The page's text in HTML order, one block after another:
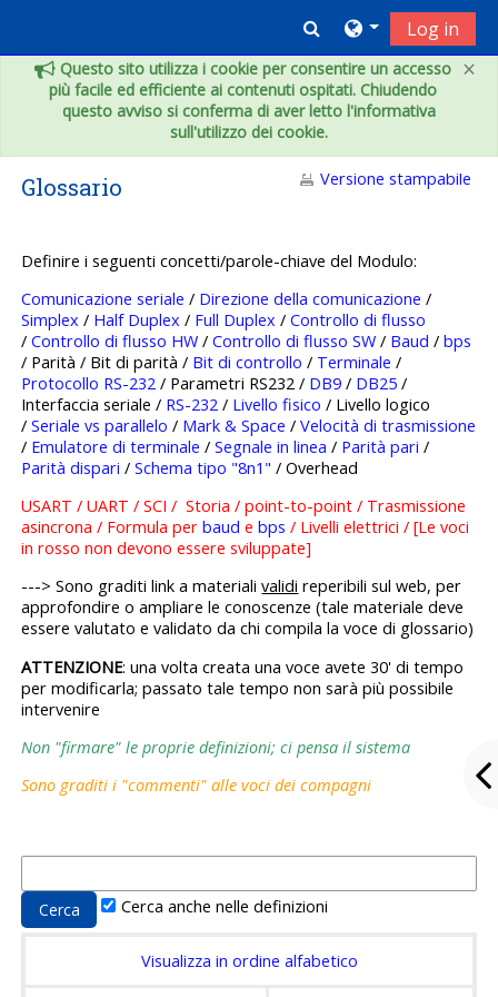
×
Questo sito utilizza i cookie per consentire un accesso
più facile ed efficiente ai contenuti ospitati. Chiudendo
questo avviso si conferma di aver letto l'informativa
sull'utilizzo dei cookie.
Toggle search
Log in
Glossario Versione stampabile
Definire i seguenti concetti/parole-chiave del Modulo:
Comunicazione seriale / Direzione della comunicazione /
Simplex / Half Duplex / Full Duplex /Controllo di flusso
/Controllo di flusso HW /Controllo di flusso SW / Baud /bps
/ Parità / Bit di parità / Bit di controllo / Terminale /
Protocollo RS-232 / Parametri RS232 / DB9 / DB25 /
Interfaccia seriale / RS-232 / Livello fisico / Livello logico
/Seriale vs parallelo / Mark & Space /Velocità di trasmissione
/ Emulatore di terminale /Segnale in linea / Parità pari /
Parità dispari /Schema tipo "8n1" / Overhead
USART / UART / SCI / Storia / point-to-point / Trasmissione
asincrona / Formula perbaud ebps / Livelli elettrici / [Le voci
in rosso non devono essere sviluppate]
---> Sono graditi link a materialivalidi reperibili sul web, per
approfondire o ampliare le conoscenze (tale materiale deve
essere valutato e validato da chi compila la voce di glossario)
ATTENZIONE: una volta creata una voce avete 30' di tempo
per modificarla; passato tale tempo non sarà più possibile
intervenire
Non "firmare" le proprie definizioni; ci pensa il sistema
Sono graditi i "commenti" alle voci dei compagni
Cerca anche nelle definizioni
Visualizza in ordine alfabetico